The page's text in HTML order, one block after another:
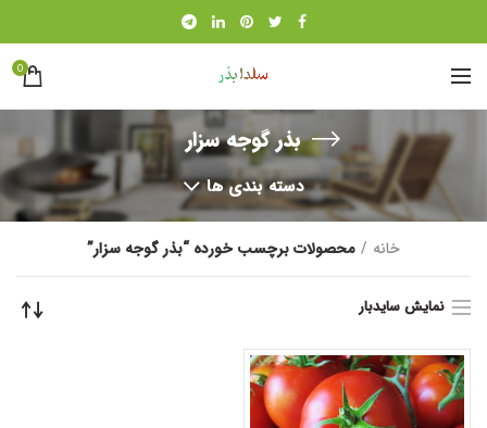
0
بذر گوجه سزار
دسته بندی ها
خانه محصولات برچسب خورده “بذر گوجه سزار”
نمایش سایدبار